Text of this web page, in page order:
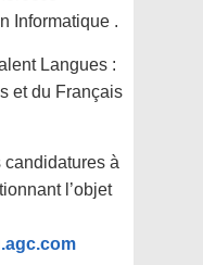
Informatique .
Langues :
et du Français
candidatures à
l’objet